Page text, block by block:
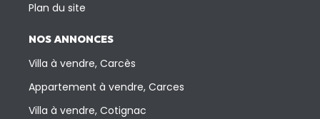
Plan du site
NOS ANNONCES
Villa à vendre, Carcès
Appartement à vendre, Carces
Villa à vendre, Cotignac